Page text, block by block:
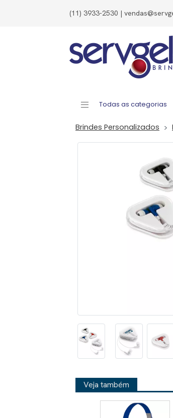
(11) 3933-2530 |
Todas as categorias
Brindes Personalizados
Veja também